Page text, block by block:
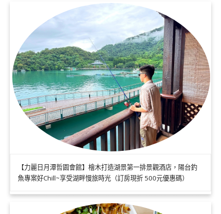
【力麗日月潭哲園會館】檜木打造湖景第一排景觀酒店，陽台釣
魚專案好Chill~享受湖畔慢旅時光（訂房現折 500元優惠碼）